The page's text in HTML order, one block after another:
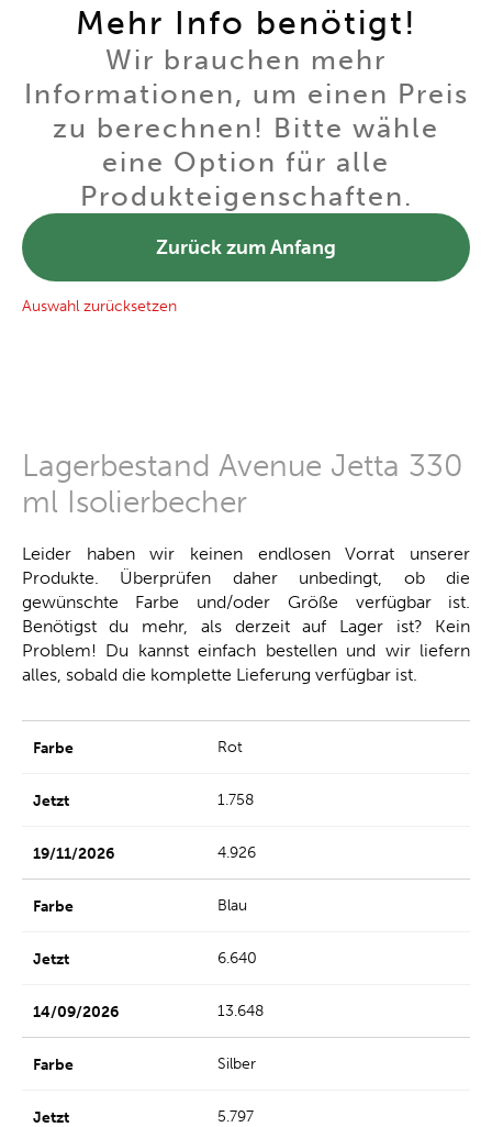
Mehr Info benötigt!
Wir brauchen mehr
Informationen, um einen Preis
zu berechnen! Bitte wähle
eine Option für alle
Produkteigenschaften.
Zurück zum Anfang
Auswahl zurücksetzen
Lagerbestand Avenue Jetta 330
ml Isolierbecher
Leider haben wir keinen endlosen Vorrat unserer
Produkte. Überprüfen daher unbedingt, ob die
gewünschte Farbe und/oder Größe verfügbar ist.
Benötigst du mehr, als derzeit auf Lager ist? Kein
Problem! Du kannst einfach bestellen und wir liefern
alles, sobald die komplette Lieferung verfügbar ist.
Rot
1.758
4.926
Blau
6.640
13.648
Silber
5.797